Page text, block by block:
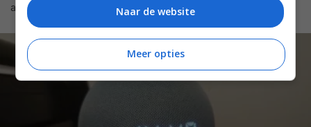
aangezien dat funest kan zijn.Naar de website
Meer opties